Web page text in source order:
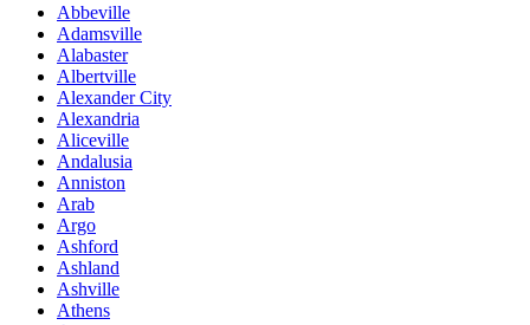
Abbeville
Adamsville
Alabaster
Albertville
Alexander City
Alexandria
Aliceville
Andalusia
Anniston
Arab
Argo
Ashford
Ashland
Ashville
Athens